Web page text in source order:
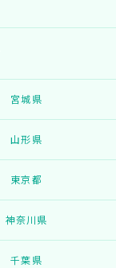
宮城県
山形県
東京都
神奈川県
千葉県